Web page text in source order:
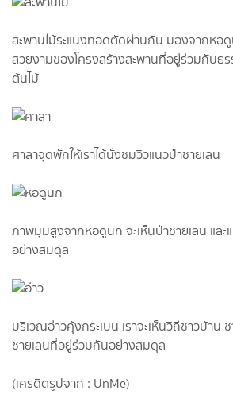
สะพานไม้ระแนงทอดตัดผ่านกัน มองจากหอ
สวยงามของโครงสร้างสะพานที่อยู่ร่วมกับธ
ต้นไม้
ศาลาจุดพักให้เราได้นั่งชมวิวแนวป่าชายเลน
ภาพมุมสูงจากหอดูนก จะเห็นป่าชายเลน แล
อย่างสมดุล
บริเวณอ่าวคุ้งกระเบน เราจะเห็นวิถีชาวบ้าน
ชายเลนที่อยู่ร่วมกันอย่างสมดุล
(เครดิตรูปจาก : UnMe)